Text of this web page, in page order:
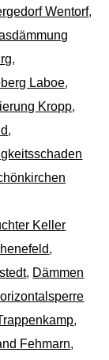
Wentorf,
,
Laboe,
Kropp,
,
Keller
,
, Dämmen
,
Fehmarn,